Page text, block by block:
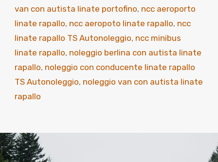
van con autista linate portofino, ncc aeroporto
linate rapallo, ncc aeropoto linate rapallo, ncc
linate rapallo TS Autonoleggio, ncc minibus
linate rapallo, noleggio berlina con autista linate
rapallo, noleggio con conducente linate rapallo
TS Autonoleggio, noleggio van con autista linate
rapallo